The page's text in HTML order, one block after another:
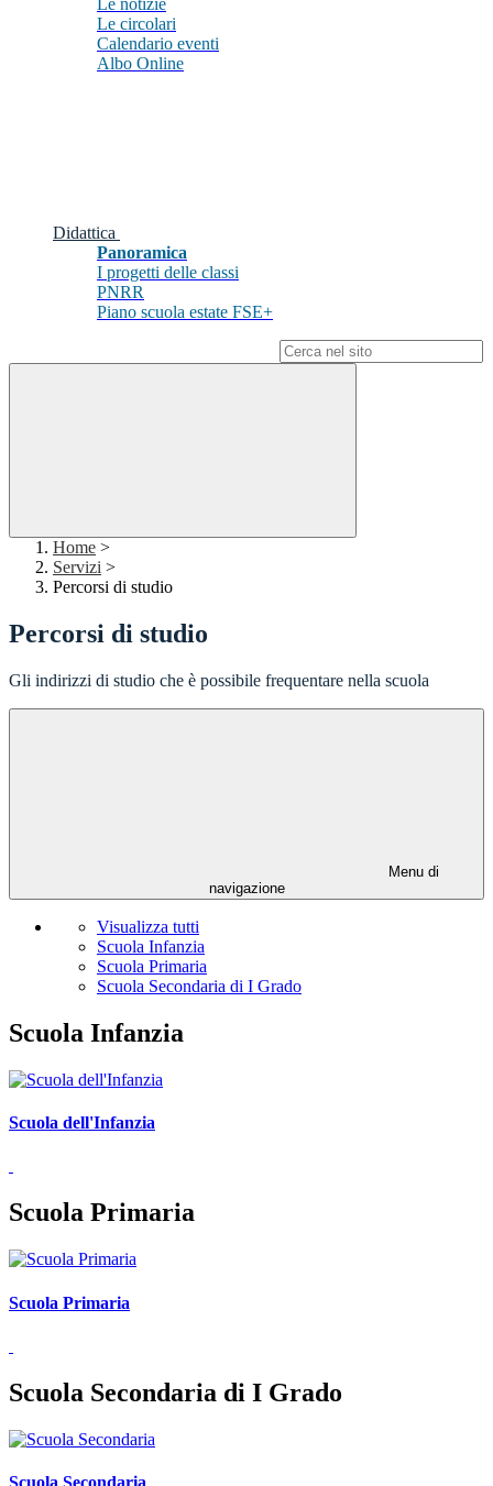
Le notizie
Le circolari
Calendario eventi
Albo Online
Didattica
Panoramica
I progetti delle classi
PNRR
Piano scuola estate FSE+
Home >
Servizi >
Percorsi di studio
Percorsi di studio
Gli indirizzi di studio che è possibile frequentare nella scuola
Menu di
navigazione
Visualizza tutti
Scuola Infanzia
Scuola Primaria
Scuola Secondaria di I Grado
Scuola Infanzia
Scuola dell'Infanzia
Scuola Primaria
Scuola Primaria
Scuola Secondaria di I Grado
Scuola Secondaria